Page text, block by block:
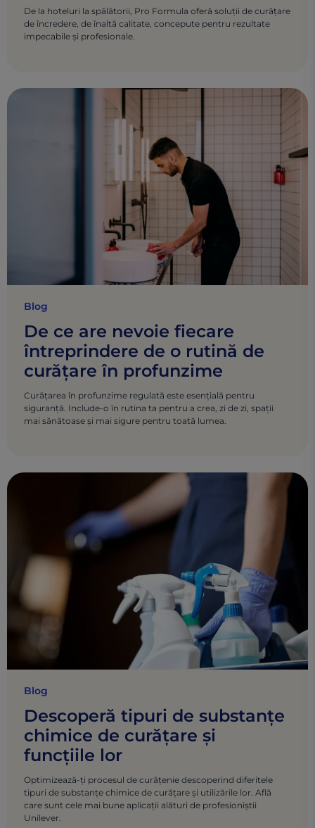
De la hoteluri la spălătorii, Pro Formula oferă soluții de curățare
de încredere, de înaltă calitate, concepute pentru rezultate
impecabile și profesionale.
Blog
De ce are nevoie fiecare
întreprindere de o rutină de
curățare în profunzime
Curățarea în profunzime regulată este esențială pentru
siguranță. Include-o în rutina ta pentru a crea, zi de zi, spații
mai sănătoase și mai sigure pentru toată lumea.
Blog
Descoperă tipuri de substanțe
chimice de curățare și
funcțiile lor
Optimizează-ți procesul de curățenie descoperind diferitele
tipuri de substanțe chimice de curățare și utilizările lor. Află
care sunt cele mai bune aplicații alături de profesioniștii
Unilever.